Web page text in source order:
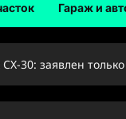
Гараж и
30: заявлен